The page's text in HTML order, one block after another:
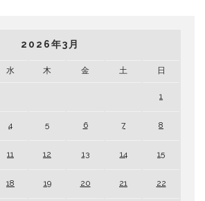
2026年3月
水 木 金 土 日
1
4 5 6 7 8
11 12 13 14 15
18 19 20 21 22